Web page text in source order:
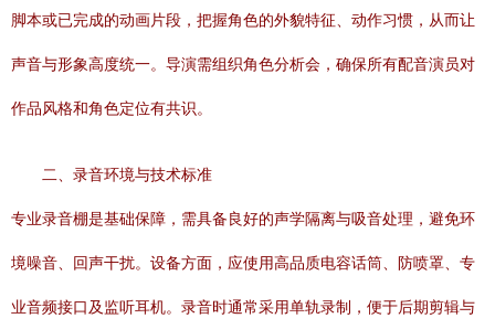
脚本或已完成的动画片段，把握角色的外貌特征、动作习惯，从而让
声音与形象高度统一。导演需组织角色分析会，确保所有配音演员对
作品风格和角色定位有共识。
二、录音环境与技术标准
专业录音棚是基础保障，需具备良好的声学隔离与吸音处理，避免环
境噪音、回声干扰。设备方面，应使用高品质电容话筒、防喷罩、专
业音频接口及监听耳机。录音时通常采用单轨录制，便于后期剪辑与